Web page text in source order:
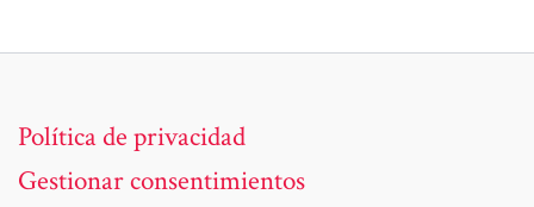
Política de privacidad
Gestionar consentimientos